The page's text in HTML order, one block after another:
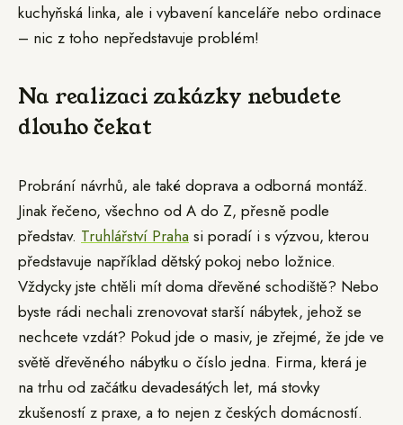
kuchyňská linka, ale i vybavení kanceláře nebo ordinace
– nic z toho nepředstavuje problém!
Na realizaci zakázky nebudete
dlouho čekat
Probrání návrhů, ale také doprava a odborná montáž.
Jinak řečeno, všechno od A do Z, přesně podle
představ. Truhlářství Praha si poradí i s výzvou, kterou
představuje například dětský pokoj nebo ložnice.
Vždycky jste chtěli mít doma dřevěné schodiště? Nebo
byste rádi nechali zrenovovat starší nábytek, jehož se
nechcete vzdát? Pokud jde o masiv, je zřejmé, že jde ve
světě dřevěného nábytku o číslo jedna. Firma, která je
na trhu od začátku devadesátých let, má stovky
zkušeností z praxe, a to nejen z českých domácností.